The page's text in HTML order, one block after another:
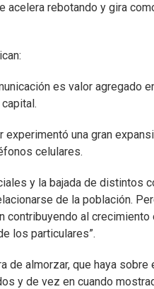
acelera rebotando y gira
es valor agregado
una gran
celulares.
y la bajada de distintos
de la población.
al
los particulares”.
de almorzar, que haya
y de vez en cuando